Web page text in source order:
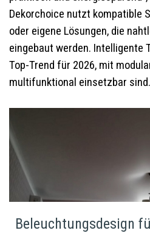
Dekorchoice nutzt kompatible
oder eigene Lösungen, die
eingebaut werden. Intelligente
Top-Trend für 2026, mit
multifunktional einsetzbar sind.
Beleuchtungsdesign